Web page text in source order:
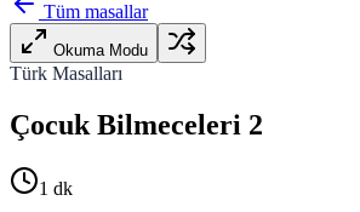
Tüm masallar
Okuma Modu
Türk Masalları
Çocuk Bilmeceleri 2
1 dk